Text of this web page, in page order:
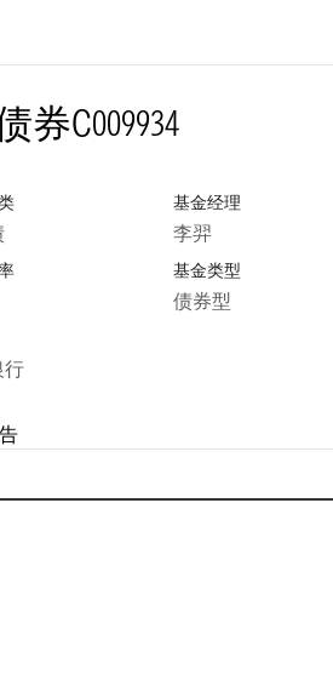
券C009934
基金经理
李羿
基金类型
债券型
行